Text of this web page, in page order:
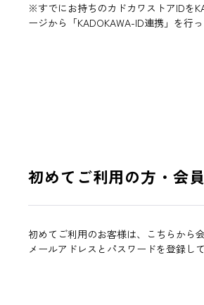
※すでにお持ちのカドカワストアIDを
ージから「KADOKAWA-ID連携」を行っ
初めてご利用の方・会
初めてご利用のお客様は、こちらから
メールアドレスとパスワードを登録し